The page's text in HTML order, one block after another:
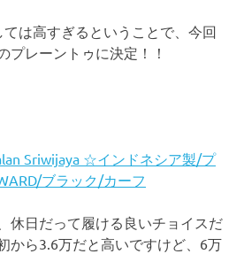
は高すぎるということで、今回
プレーントゥに決定！！
Sriwijaya ☆インドネシア製/プ
ブラック/カーフ
休日だって履ける良いチョイスだ
から3.6万だと高いですけど、6万